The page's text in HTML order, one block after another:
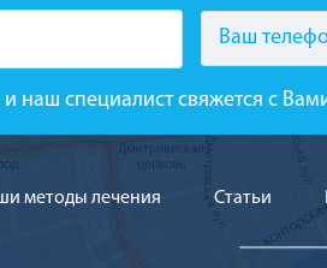
Ваш
наш специалист свяжется с
методы лечения Cтатьи